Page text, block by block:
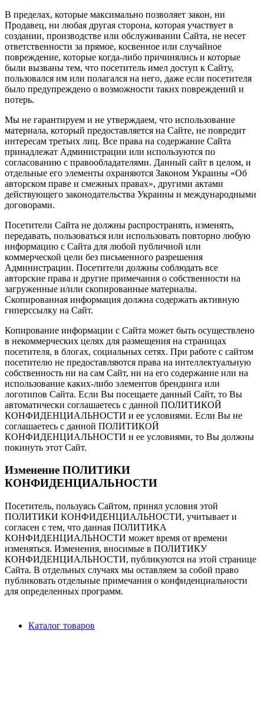
В пределах, которые максимально позволяет закон, ни
Продавец, ни любая другая сторона, которая участвует в
создании, производстве или обслуживании Сайта, не несет
ответственности за прямое, косвенное или случайное
повреждение, которые когда-либо причинялись и которые
были вызваны тем, что посетитель имел доступ к Сайту,
пользовался им или полагался на него, даже если посетителя
было предупреждено о возможности таких повреждений и
потерь.
Мы не гарантируем и не утверждаем, что использование
материала, который предоставляется на Сайте, не повредит
интересам третьих лиц. Все права на содержание Сайта
принадлежат Администрации или используются по
согласованию с правообладателями. Данный сайт в целом, и
отдельные его элементы охраняются Законом Украины «Об
авторском праве и смежных правах», другими актами
действующего законодательства Украины и международными
договорами.
Посетители Сайта не должны распространять, изменять,
передавать, пользоваться или использовать повторно любую
информацию с Сайта для любой публичной или
коммерческой цели без письменного разрешения
Администрации. Посетители должны соблюдать все
авторские права и другие примечания о собственности на
загруженные и/или скопированные материалы.
Скопированная информация должна содержать активную
гиперссылку на Сайт.
Копирование информации с Сайта может быть осуществлено
в некоммерческих целях для размещения на страницах
посетителя, в блогах, социальных сетях. При работе с сайтом
посетителю не предоставляются права на интеллектуальную
собственность ни на сам Сайт, ни на его содержание или на
использование каких-либо элементов брендинга или
логотипов Сайта. Если Вы посещаете данный Сайт, то Вы
автоматически соглашаетесь с данной ПОЛИТИКОЙ
КОНФИДЕНЦИАЛЬНОСТИ и ее условиями. Если Вы не
соглашаетесь с данной ПОЛИТИКОЙ
КОНФИДЕНЦИАЛЬНОСТИ и ее условиями, то Вы должны
покинуть этот Сайт.
Изменение ПОЛИТИКИ
КОНФИДЕНЦИАЛЬНОСТИ
Посетитель, пользуясь Сайтом, принял условия этой
ПОЛИТИКИ КОНФИДЕНЦИАЛЬНОСТИ, учитывает и
согласен с тем, что данная ПОЛИТИКА
КОНФИДЕНЦИАЛЬНОСТИ может время от времени
изменяться. Изменения, вносимые в ПОЛИТИКУ
КОНФИДЕНЦИАЛЬНОСТИ, публикуются на этой странице
Сайта. В отдельных случаях мы оставляем за собой право
публиковать отдельные примечания о конфиденциальности
для определенных программ.
Каталог товаров